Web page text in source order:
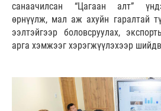
санаачилсан “Цагаан алт”
өрнүүлж, мал аж ахуйн гаралтай
ээлтэйгээр боловсруулах,
арга хэмжээг хэрэгжүүлэхээр